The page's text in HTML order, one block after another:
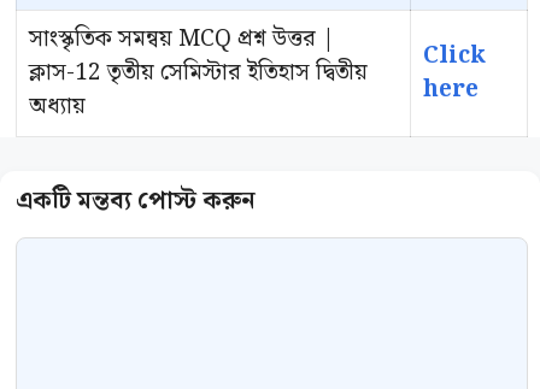
সাংস্কৃতিক সমন্বয় MCQ প্রশ্ন উত্তর |
ক্লাস-12 তৃতীয় সেমিস্টার ইতিহাস দ্বিতীয়
অধ্যায়
Click
here
Comment